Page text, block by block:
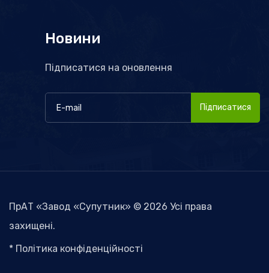
Новини
Підписатися на оновлення
Підписатися
ПрАТ «Завод «Супутник» © 2026 Усі права
захищені.
* Політика конфіденційності